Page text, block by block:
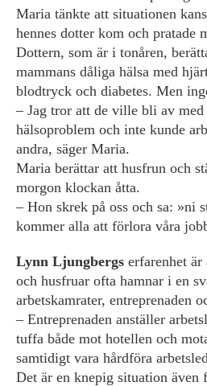
Maria tänkte att situationen
hennes dotter kom och pratade
Dottern, som är i tonåren,
mammans dåliga hälsa med
blodtryck och diabetes. Men
– Jag tror att de ville bli av
hälsoproblem och inte kunde
andra, säger Maria.
Maria berättar att husfrun och
morgon klockan åtta.
– Hon skrek på oss och sa: »ni
kommer alla att förlora våra
Lynn Ljungbergs erfarenhet är
och husfruar ofta hamnar i en
­arbetskamrater, entreprenaden
– Entreprenaden anställer
tuffa både mot hotellen och
samtidigt vara hårdföra
Det är en knepig situation även